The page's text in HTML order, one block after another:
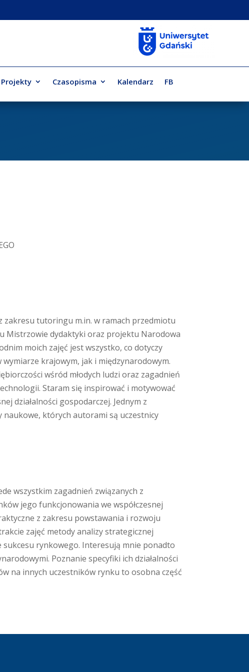
Projekty Czasopisma Kalendarz FB
zakresu tutoringu m.in. w ramach przedmiotu
Mistrzowie dydaktyki oraz projektu Narodowa
moich zajęć jest wszystko, co dotyczy
krajowym, jak i międzynarodowym.
wśród młodych ludzi oraz zagadnień
Staram się inspirować i motywować
działalności gospodarczej. Jednym z
naukowe, których autorami są uczestnicy
wszystkim zagadnień związanych z
jego funkcjonowania we współczesnej
z zakresu powstawania i rozwoju
zajęć metody analizy strategicznej
rynkowego. Interesują mnie ponadto
Poznanie specyfiki ich działalności
na innych uczestników rynku to osobna część